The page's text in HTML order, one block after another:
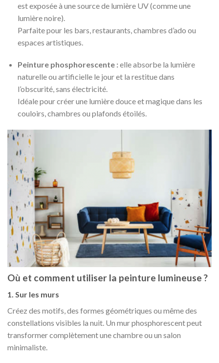
est exposée à une source de lumière UV (comme une
lumière noire).
Parfaite pour les bars, restaurants, chambres d’ado ou
espaces artistiques.
Peinture phosphorescente :elle absorbe la lumière
naturelle ou artificielle le jour et la restitue dans
l’obscurité, sans électricité.
Idéale pour créer une lumière douce et magique dans les
couloirs, chambres ou plafonds étoilés.
Où et comment utiliser la peinture lumineuse ?
1. Sur les murs
Créez des motifs, des formes géométriques ou même des
constellations visibles la nuit. Un mur phosphorescent peut
transformer complètement une chambre ou un salon
minimaliste.